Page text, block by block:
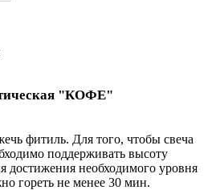
"КОФЕ"
фитиль. Для того, чтобы свеча
поддерживать высоту
достижения необходимого уровня
гореть не менее 30 мин.